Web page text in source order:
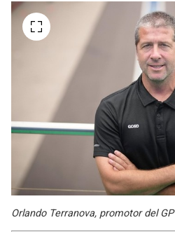
Orlando Terranova, promotor del